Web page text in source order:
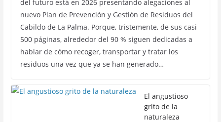
del futuro está en 2026 presentando alegaciones al
nuevo Plan de Prevención y Gestión de Residuos del
Cabildo de La Palma. Porque, tristemente, de sus casi
500 páginas, alrededor del 90 % siguen dedicadas a
hablar de cómo recoger, transportar y tratar los
residuos una vez que ya se han generado…
El angustioso
grito de la
naturaleza